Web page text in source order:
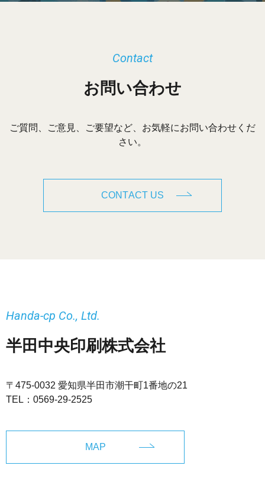
お問い合わせ
Contact
ご質問、ご意見、ご要望など、お気軽にお問い合わせくだ
さい。
CONTACT US
半田中央印刷株式会社
Handa-cp Co., Ltd.
〒475-0032 愛知県半田市潮干町1番地の21
TEL： 0569-29-2525
MAP